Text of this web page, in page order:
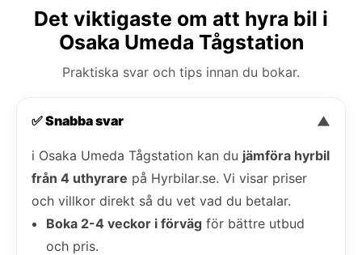
Det viktigaste om att hyra bil i
Osaka Umeda Tågstation
Praktiska svar och tips innan du bokar.
✅ Snabba svar ▼
i Osaka Umeda Tågstation kan du jämföra hyrbil
från 4 uthyrare på Hyrbilar.se. Vi visar priser
och villkor direkt så du vet vad du betalar.
Boka 2-4 veckor i förväg för bättre utbud
och pris.